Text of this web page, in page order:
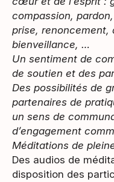
compassion,
prise, renoncement,
bienveillance, …
Un sentiment de
de soutien et des
Des possibilités de
partenaires de
un sens de
d’engagement
Méditations de
Des audios de
disposition des